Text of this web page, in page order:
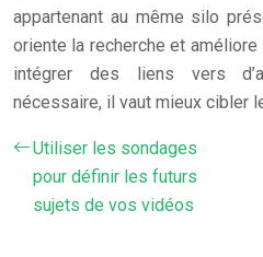
appartenant au même silo
oriente la recherche et
intégrer des liens vers
nécessaire, il vaut mieux cibler
Utiliser les sondages
pour définir les futurs
sujets de vos vidéos